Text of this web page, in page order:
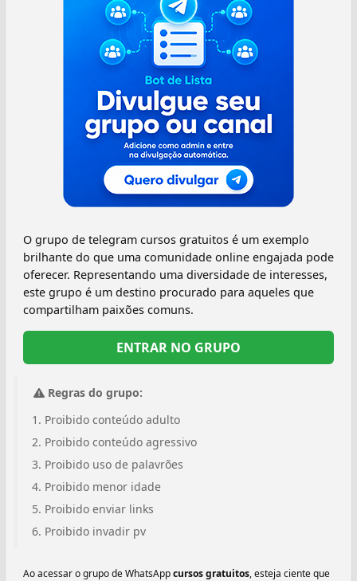
O grupo de telegram cursos gratuitos é um exemplo
brilhante do que uma comunidade online engajada pode
oferecer. Representando uma diversidade de interesses,
este grupo é um destino procurado para aqueles que
compartilham paixões comuns.
ENTRAR NO GRUPO
Regras do grupo:
Proibido conteúdo adulto
Proibido conteúdo agressivo
Proibido uso de palavrões
Proibido menor idade
Proibido enviar links
Proibido invadir pv
Ao acessar o grupo de WhatsAppcursos gratuitos, esteja ciente que